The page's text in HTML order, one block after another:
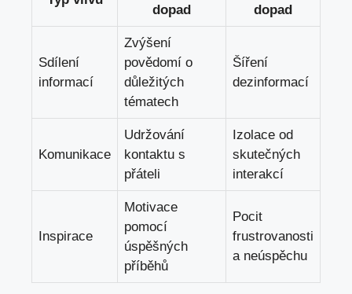
dopad
dopad
Sdílení
informací
Zvýšení
povědomí o
důležitých
tématech
Šíření
dezinformací
Komunikace
Udržování
kontaktu s
přáteli
Izolace od
skutečných
interakcí
Inspirace
Motivace
pomocí
úspěšných
příběhů
Pocit
frustrovanosti
a neúspěchu